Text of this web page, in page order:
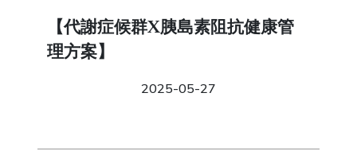
【代謝症候群X胰島素阻抗健康管
理方案】
2025-05-27